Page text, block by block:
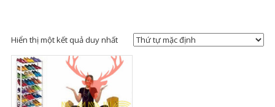
Hiển thị một kết quả duy nhất